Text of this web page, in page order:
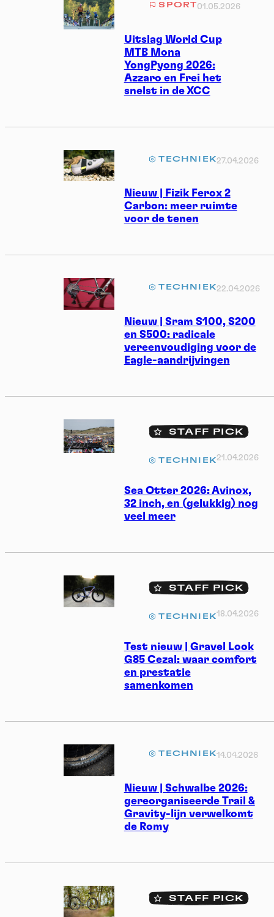
Uitslag World Cup
MTB Mona
YongPyong 2026:
Azzaro en Frei het
snelst in de XCC
SPORT01.05.2026
Nieuw | Fizik Ferox 2
Carbon: meer ruimte
voor de tenen
TECHNIEK27.04.2026
Nieuw | Sram S100, S200
en S500: radicale
vereenvoudiging voor de
Eagle-aandrijvingen
TECHNIEK22.04.2026
Sea Otter 2026: Avinox,
32 inch, en (gelukkig) nog
veel meer
STAFF PICK
TECHNIEK 21.04.2026
Test nieuw | Gravel Look
G85 Cezal: waar comfort
en prestatie
samenkomen
STAFF PICK
TECHNIEK18.04.2026
Nieuw | Schwalbe 2026:
gereorganiseerde Trail &
Gravity-lijn verwelkomt
de Romy
TECHNIEK14.04.2026
STAFF PICK